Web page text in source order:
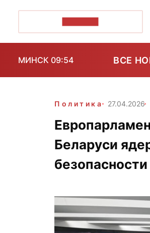
МИНСК 09:54 ВСЕ
Политика 27.04.2026
Беларуси
безопасности